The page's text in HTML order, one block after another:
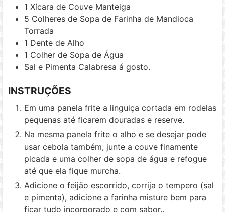
1 Xícara de Couve Manteiga
5 Colheres de Sopa de Farinha de Mandioca
Torrada
1 Dente de Alho
1 Colher de Sopa de Água
Sal e Pimenta Calabresa á gosto.
INSTRUÇÕES
Em uma panela frite a linguiça cortada em rodelas
pequenas até ficarem douradas e reserve.
Na mesma panela frite o alho e se desejar pode
usar cebola também, junte a couve finamente
picada e uma colher de sopa de água e refogue
até que ela fique murcha.
Adicione o feijão escorrido, corrija o tempero (sal
e pimenta), adicione a farinha misture bem para
ficar tudo incorporado e com sabor..